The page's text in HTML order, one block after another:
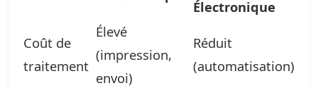
Électronique
Coût de
traitement
Élevé
(impression,
envoi)
Réduit
(automatisation)